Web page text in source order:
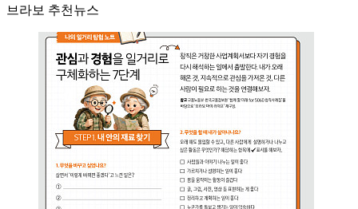
브라보 추천뉴스